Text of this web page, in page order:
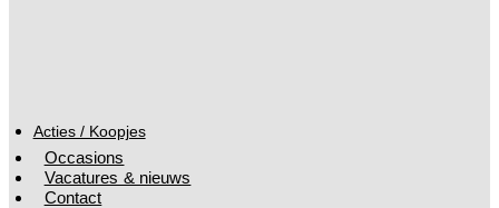
Acties / Koopjes
Occasions
Vacatures & nieuws
Contact